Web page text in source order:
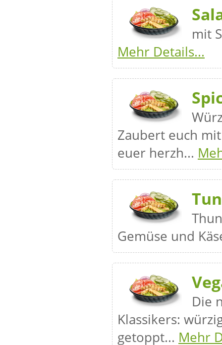
mit
Mehr Details...
Zaubert euch
euer herzh...
Gemüse und
Die
Klassikers:
getoppt... Mehr